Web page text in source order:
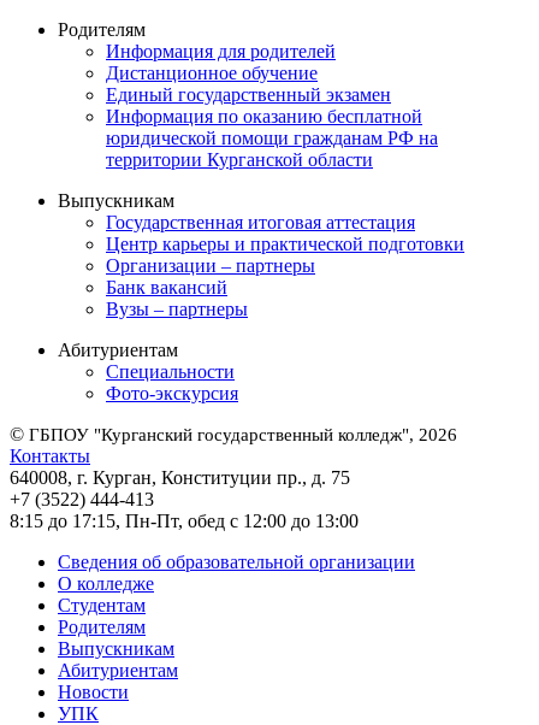
Родителям
Информация для родителей
Дистанционное обучение
Единый государственный экзамен
Информация по оказанию бесплатной
юридической помощи гражданам РФ на
территории Курганской области
Выпускникам
Государственная итоговая аттестация
Центр карьеры и практической подготовки
Организации – партнеры
Банк вакансий
Вузы – партнеры
Абитуриентам
Специальности
Фото-экскурсия
© ГБПОУ "Курганский государственный колледж", 2026
Контакты
640008, г. Курган, Конституции пр., д. 75
+7 (3522) 444-413
8:15 до 17:15, Пн-Пт, обед с 12:00 до 13:00
Сведения об образовательной организации
О колледже
Студентам
Родителям
Выпускникам
Абитуриентам
Новости
УПК